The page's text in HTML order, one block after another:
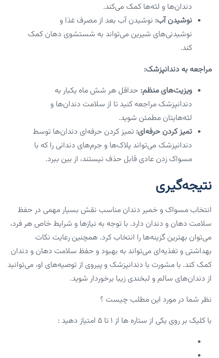
دندان‌ها و لثه‌ها کمک می‌کند.
نوشیدن آب: نوشیدن آب بعد از مصرف غذا و
نوشیدنی‌های شیرین می‌تواند به شستشوی دهان کمک
کند.
مراجعه به دندانپزشک:
ویزیت‌های منظم: حداقل هر شش ماه یکبار به
دندانپزشک مراجعه کنید تا از سلامت دندان‌ها و
لثه‌هایتان مطمئن شوید.
تمیز کردن حرفه‌ای: تمیز کردن حرفه‌ای دندان‌ها توسط
دندانپزشک می‌تواند پلاک‌ها و جرم‌های دندانی را که با
مسواک زدن عادی قابل حذف نیستند، از بین ببرد.
نتیجه‌گیری
انتخاب مسواک و خمیر دندان مناسب نقش بسیار مهمی در حفظ
سلامت دهان و دندان دارد. با توجه به نیازها و شرایط خاص هر فرد،
می‌توان بهترین گزینه‌ها را انتخاب کرد. همچنین رعایت نکات
بهداشتی و تغذیه‌ای می‌تواند به بهبود و حفظ سلامت دهان و دندان
کمک کند. با مشورت با دندانپزشک و پیروی از توصیه‌های او، می‌توانید
از دندان‌های سالم و لبخندی زیبا برخوردار شوید.
نظر شما در مورد این مطلب چیست ؟
با کلیک بر روی یکی از ستاره ها از ۱ تا ۵ امتیاز دهید :